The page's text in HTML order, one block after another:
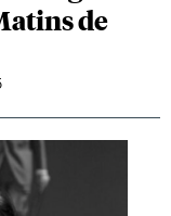
de